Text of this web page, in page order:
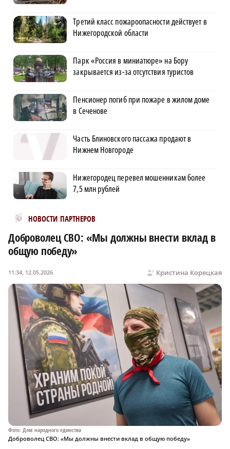
Третий класс пожароопасности действует в
Нижегородской области
Парк «Россия в миниатюре» на Бору
закрывается из-за отсутствия туристов
Пенсионер погиб при пожаре в жилом доме
в Сеченове
Часть Блиновского пассажа продают в
Нижнем Новгороде
Нижегородец перевел мошенникам более
7,5 млн рублей
НОВОСТИ ПАРТНЕРОВ
Новости МирТесен
Доброволец СВО: «Мы должны внести вклад в
общую победу»
Кристина Корецкая
11:34, 12.05.2026
Фото: Дом народного единства
Доброволец СВО: «Мы должны внести вклад в общую победу»